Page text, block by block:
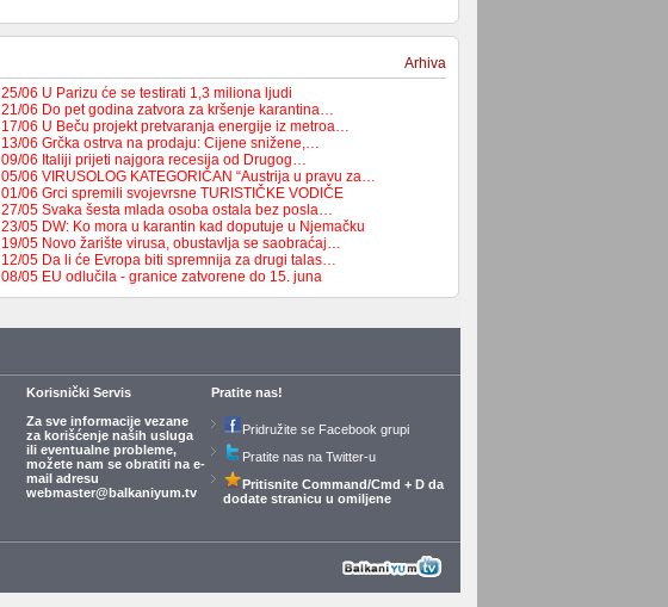
Arhiva
25/06 U Parizu će se testirati 1,3 miliona ljudi
21/06 Do pet godina zatvora za kršenje karantina…
17/06 U Beču projekt pretvaranja energije iz metroa…
13/06 Grčka ostrva na prodaju: Cijene snižene,…
09/06 Italiji prijeti najgora recesija od Drugog…
05/06 VIRUSOLOG KATEGORIČAN “Austrija u pravu za…
01/06 Grci spremili svojevrsne TURISTIČKE VODIČE
27/05 Svaka šesta mlada osoba ostala bez posla…
23/05 DW: Ko mora u karantin kad doputuje u Njemačku
19/05 Novo žarište virusa, obustavlja se saobraćaj…
12/05 Da li će Evropa biti spremnija za drugi talas…
08/05 EU odlučila - granice zatvorene do 15. juna
Korisnički Servis
Za sve informacije vezane
za korišćenje naših usluga
ili eventualne probleme,
možete nam se obratiti na e-
mail adresu
webmaster@balkaniyum.tv
Pratite nas!
Pridružite se Facebook grupi
Pratite nas na Twitter-u
Pritisnite Command/Cmd + D da
dodate stranicu u omiljene